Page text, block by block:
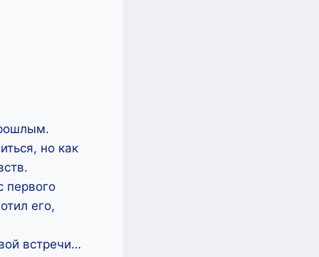
но как
первого
его,
встречи…